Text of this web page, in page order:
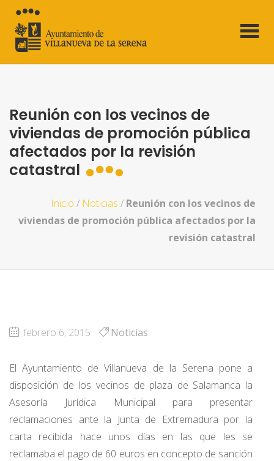
Reunión con los vecinos de
viviendas de promoción pública
afectados por la revisión
catastral
Inicio / Noticias / Reunión con los vecinos de
viviendas de promoción pública afectados por la
revisión catastral
febrero 6, 2015 Noticias
El Ayuntamiento de Villanueva de la Serena pone a
disposición de los vecinos de plaza de Salamanca la
Asesoría Jurídica Municipal para presentar
reclamaciones ante la Junta de Extremadura por la
carta recibida hace unos días en las que les se
reclamaba el pago de 60 euros en concepto de sanción